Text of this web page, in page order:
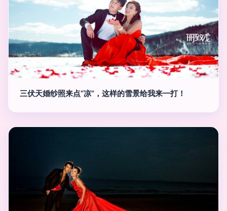
三伏天婚纱照来点“凉”，这样的雪景给我来一打！